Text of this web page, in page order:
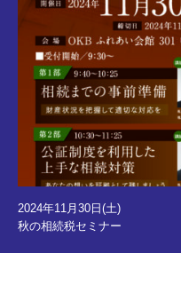
2024年11月30日(土)
秋の相続税セミナー